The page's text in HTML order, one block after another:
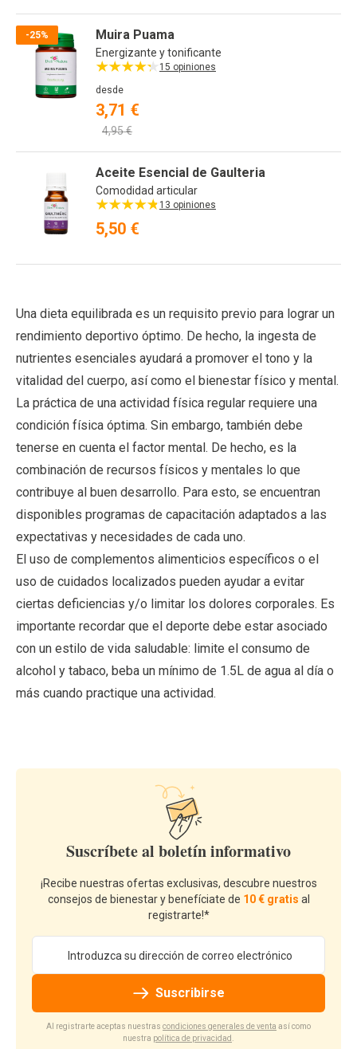
Una dieta equilibrada es un requisito previo para lograr un
rendimiento deportivo óptimo. De hecho, la ingesta de
nutrientes esenciales ayudará a promover el tono y la
vitalidad del cuerpo, así como el bienestar físico y mental.
La práctica de una actividad física regular requiere una
condición física óptima. Sin embargo, también debe
tenerse en cuenta el factor mental. De hecho, es la
combinación de recursos físicos y mentales lo que
contribuye al buen desarrollo. Para esto, se encuentran
disponibles programas de capacitación adaptados a las
expectativas y necesidades de cada uno.
El uso de complementos alimenticios específicos o el
uso de cuidados localizados pueden ayudar a evitar
ciertas deficiencias y/o limitar los dolores corporales. Es
importante recordar que el deporte debe estar asociado
con un estilo de vida saludable: limite el consumo de
alcohol y tabaco, beba un mínimo de 1.5L de agua al día o
más cuando practique una actividad.
-25% Muira Puama
Energizante y tonificante
15 opiniones
desde
3,71 €
4,95 €
Aceite Esencial de Gaulteria
Comodidad articular
13 opiniones
5,50 €
Suscríbete al boletín informativo
¡Recibe nuestras ofertas exclusivas, descubre nuestros
consejos de bienestar y benefíciate de 10 € gratis al
registrarte!*
Suscribirse
Al registrarte aceptas nuestras condiciones generales de venta así como
nuestra política de privacidad .